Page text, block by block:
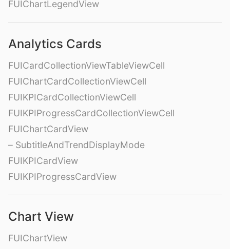
FUIChartLegendView
Analytics Cards
FUICardCollectionViewTableViewCell
FUIChartCardCollectionViewCell
FUIKPICardCollectionViewCell
FUIKPIProgressCardCollectionViewCell
FUIChartCardView
– SubtitleAndTrendDisplayMode
FUIKPICardView
FUIKPIProgressCardView
Chart View
FUIChartView